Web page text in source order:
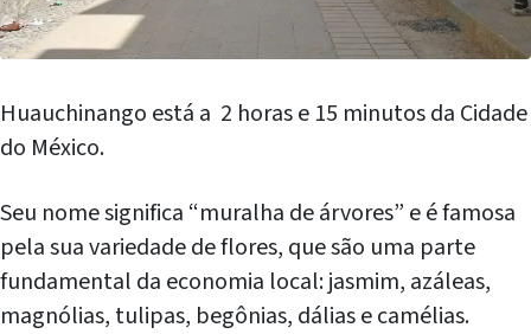
Huauchinango está a 2 horas e 15 minutos da Cidade
do México.
Seu nome significa “muralha de árvores” e é famosa
pela sua variedade de flores, que são uma parte
fundamental da economia local: jasmim, azáleas,
magnólias, tulipas, begônias, dálias e camélias.